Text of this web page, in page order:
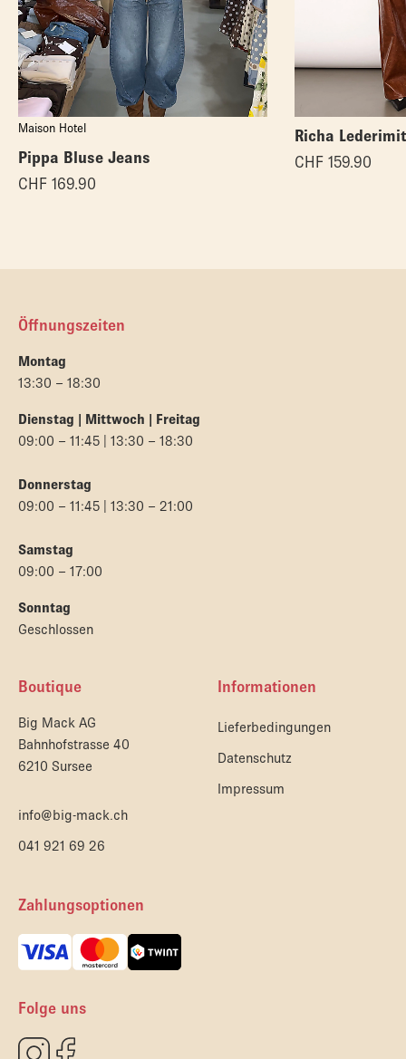
Maison Hotel
Pippa Bluse Jeans
CHF 169.90
Richa
CHF 159.90
Öffnungszeiten
Montag
13:30 – 18:30
Dienstag | Mittwoch | Freitag
09:00 – 11:45 | 13:30 – 18:30
Donnerstag
09:00 – 11:45 | 13:30 – 21:00
Samstag
09:00 – 17:00
Sonntag
Geschlossen
Boutique
Big Mack AG
Bahnhofstrasse 40
6210 Sursee
info@big-mack.ch
041 921 69 26
Informationen
Lieferbedingungen
Datenschutz
Impressum
Zahlungsoptionen
Folge uns